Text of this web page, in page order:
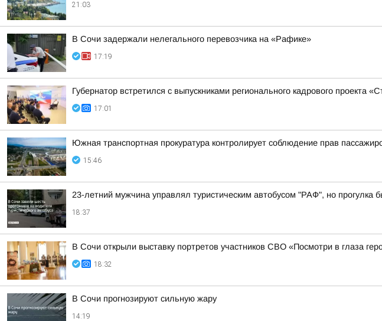
21:03
В Сочи задержали нелегального перевозчика на «Рафике»
17:19
Губернатор встретился с выпускниками регионального кадрового проекта
17:01
Южная транспортная прокуратура контролирует соблюдение прав
15:46
23-летний мужчина управлял туристическим автобусом "РАФ", но прогулка
18:37
В Сочи открыли выставку портретов участников СВО «Посмотри в глаза
18:32
В Сочи прогнозируют сильную жару
14:19